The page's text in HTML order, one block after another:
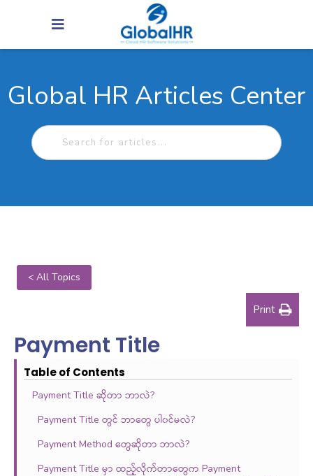
Global HR Articles Center
< All Topics
Print
Payment Title
Table of Contents
Payment Title ဆိုတာ ဘာလဲ?
Payment Title တွင် ဘာတွေ ပါ၀င်မလဲ?
Payment Method တွေဆိုတာ ဘာလဲ?
Payment Title မှာ ထည့်လိုက်တာတွေက Payment